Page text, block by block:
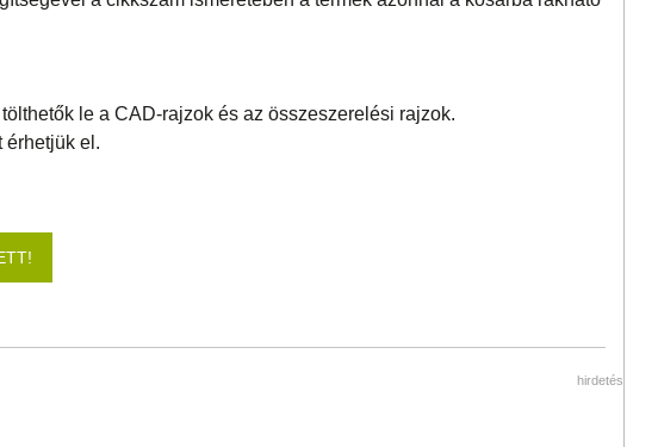
le a CAD-rajzok és az összeszerelési rajzok.
érhetjük el.
hirdetés